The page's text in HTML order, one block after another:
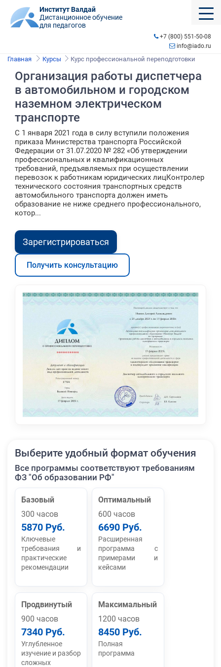
Институт Валдай
Дистанционное обучение
для педагогов
+7 (800) 551-50-08
info@iado.ru
Главная Курсы Курс профессиональной переподготовки
Организация работы диспетчера
в автомобильном и городском
наземном электрическом
транспорте
С 1 января 2021 года в силу вступили положения
приказа Министерства транспорта Российской
Федерации от 31.07.2020 № 282 «Об утверждении
профессиональных и квалификационных
требований, предъявляемых при осуществлении
перевозок к работникам юридических лицКонтролер
технического состояния транспортных средств
автомобильного транспорта должен иметь
образование не ниже среднего профессионального,
котор...
Зарегистрироваться
Получить консультацию
Выберите удобный формат обучения
Все программы соответствуют требованиям
ФЗ "Об образовании РФ"
Базовый
300 часов
5870 Руб.
Ключевые
требования и
практические
рекомендации
Оптимальный
600 часов
6690 Руб.
Расширенная
программа с
примерами и
кейсами
Продвинутый
900 часов
7340 Руб.
Углубленное
изучение и разбор
сложных
Максимальный
1200 часов
8450 Руб.
Полная
программа